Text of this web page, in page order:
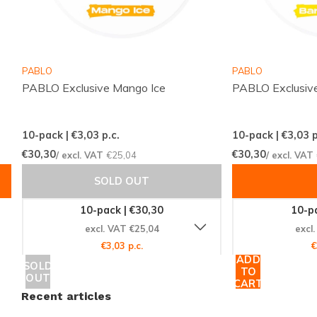
Snelle en betrouwbare internationale leveringen
Regelmatig nieuwe smaken en varianten
beschikbaar
overzichtelijke webshop
Een klantenservice die altijd voor je klaarstaat
Snussie.com richt zich op een actuele voorraad,
duidelijke communicatie en hoge bereikbaarheid,
zodat je altijd weet waar je aan toe bent. Dankzij
consistente leveringen en een professioneel
samengesteld aanbod wordt snus en nicotine
pouches bestellen niet alleen makkelijk, maar ook
PABLO
PABLO Exclusive Mango Ice
10-pack | €3,03 p.c.
€30,30/ excl. VAT€25,04
SOLD OUT
10-pack | €30,30
excl. VAT €25,04
€3,03 p.c.
SOLD
OUT
PABLO
PABLO
10-pack | €3,03
€30,30/ excl. VAT
10-
ADD
TO
CART
Recent articles